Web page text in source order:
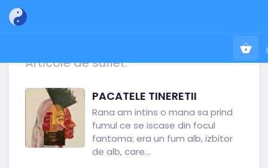
Articole de suflet:
PACATELE TINERETII
Rana am intins o mana sa prind
fumul ce se iscase din focul
fantoma; era un fum alb, izbitor
de alb, care...